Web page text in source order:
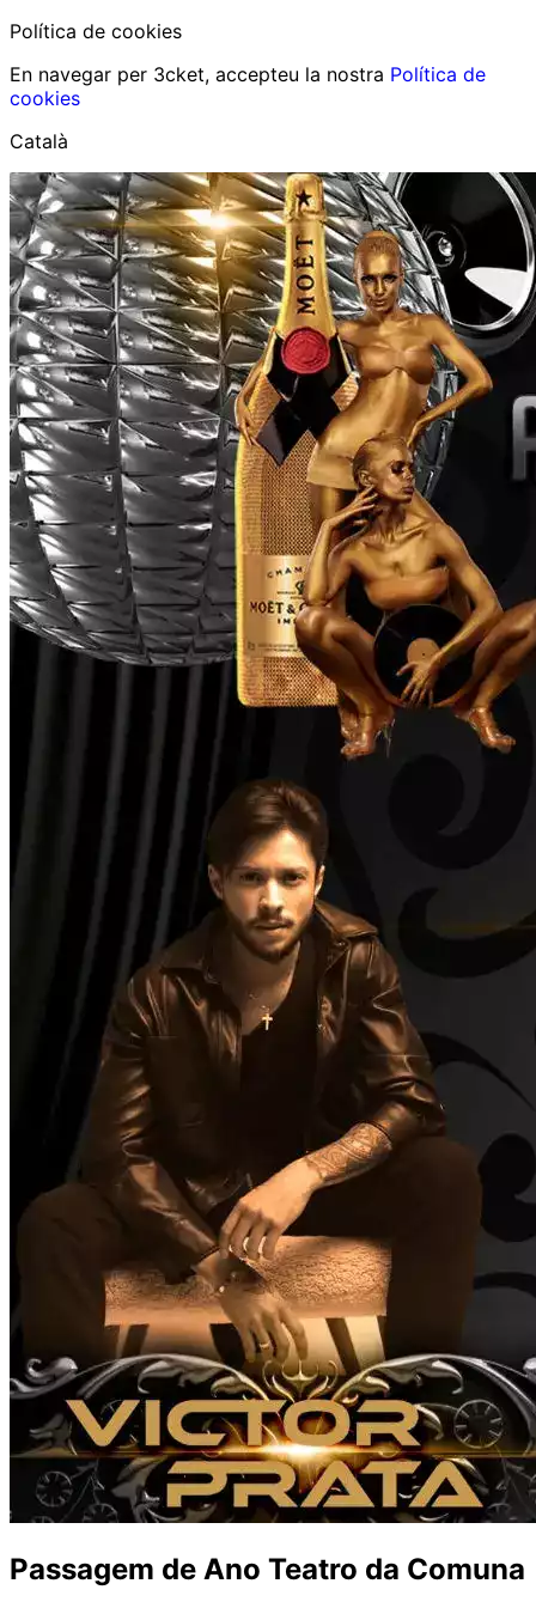
Política de cookies
En navegar per 3cket, accepteu la nostra Política de
cookies
Català
Passagem de Ano Teatro da Comuna